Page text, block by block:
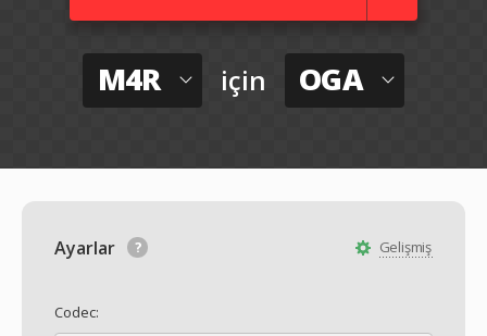
M4R için OGA
Gelişmiş
Ayarlar
Codec: